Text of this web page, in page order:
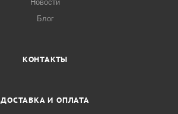
Новости
Блог
КОНТАКТЫ
ДОСТАВКА И ОПЛАТА